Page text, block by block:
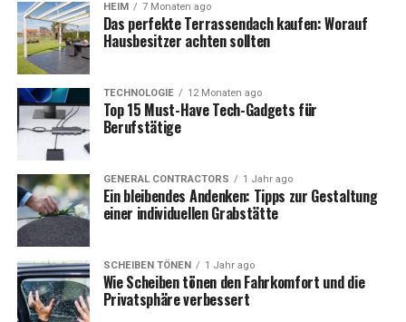
HEIM 7 Monaten ago
Das perfekte Terrassendach kaufen: Worauf
Hausbesitzer achten sollten
TECHNOLOGIE 12 Monaten ago
Top 15 Must-Have Tech-Gadgets für
Berufstätige
GENERAL CONTRACTORS 1 Jahr ago
Ein bleibendes Andenken: Tipps zur Gestaltung
einer individuellen Grabstätte
SCHEIBEN TÖNEN 1 Jahr ago
Wie Scheiben tönen den Fahrkomfort und die
Privatsphäre verbessert